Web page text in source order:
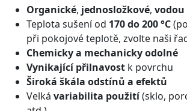
Organické, jednosložkové,
Teplota sušení od 170 do 200 °C
při pokojové teplotě, zvolte naši
Chemicky a mechanicky odolné
Vynikající přilnavost k povrchu
Široká škála odstínů a efektů
Velká variabilita použití(sklo,